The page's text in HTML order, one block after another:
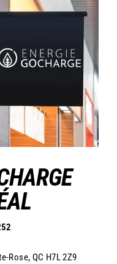
Rose, QC H7L 2Z9